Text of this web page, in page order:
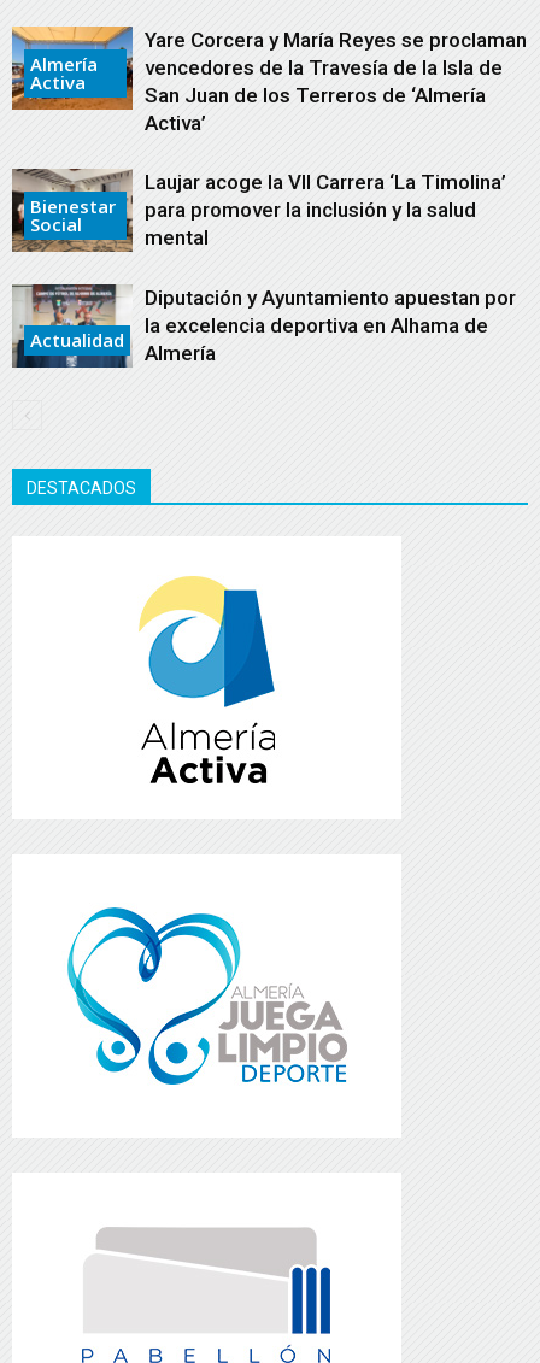
Almería
Activa
Yare Corcera y María Reyes se proclaman
vencedores de la Travesía de la Isla de
San Juan de los Terreros de ‘Almería
Activa’
Bienestar
Social
Laujar acoge la VII Carrera ‘La Timolina’
para promover la inclusión y la salud
mental
Actualidad
Diputación y Ayuntamiento apuestan por
la excelencia deportiva en Alhama de
Almería
DESTACADOS